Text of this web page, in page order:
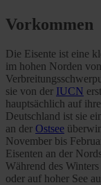
Vorkommen
Die Eisente ist eine
im hohen Norden
sie von der IUCN
hauptsächlich auf
Deutschland ist sie
an der Ostsee
November bis
Eisenten an der
Während des
oder auf hoher See